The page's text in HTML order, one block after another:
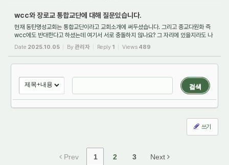
wcc와 장로교 통합교단에 대해 질문있습니다.
현재 동탄명성교회는 통합교단이라고 교회소개에 써두셨습니다. 그리고 종교다원화 즉
wcc에도 반대한다고 하셨는데 여기서 서로 충돌하지 않나요? 그 자리에 있을지라도 나
는 아니야 이렇게 하는 것은 배교라고 들었습니다. 신사참배도 마음으로는 반대하지만...
Date 2025.10.05 By관리자 Reply 1 Views 489
검색
쓰기
Prev 1 2 3 Next